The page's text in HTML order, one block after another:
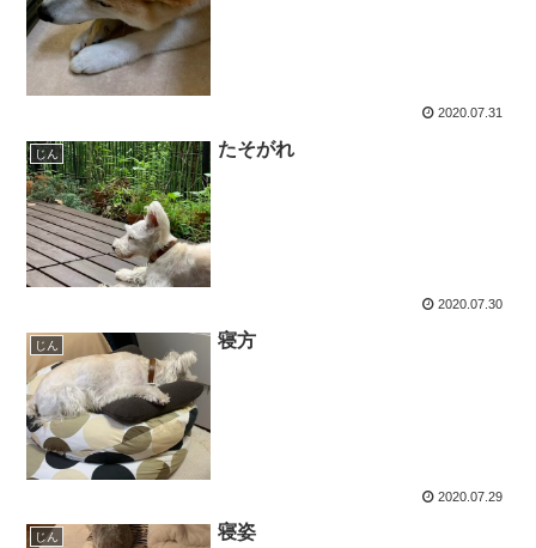
2020.07.31
じん たそがれ
2020.07.30
じん 寝方
2020.07.29
じん 寝姿